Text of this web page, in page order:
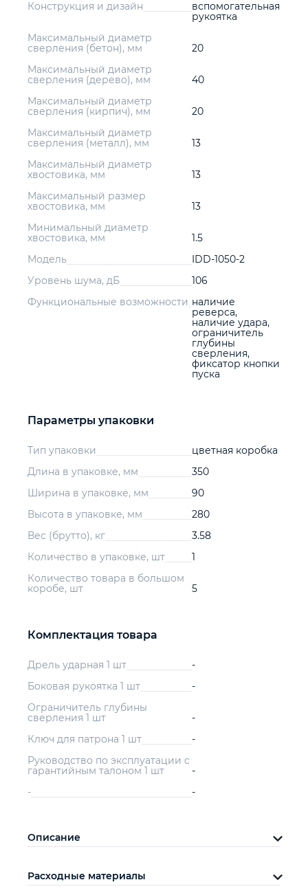
Конструкция и дизайн
вспомогательная
рукоятка
Максимальный диаметр
сверления (бетон), мм
20
Максимальный диаметр
сверления (дерево), мм
40
Максимальный диаметр
сверления (кирпич), мм
20
Максимальный диаметр
сверления (металл), мм
13
Максимальный диаметр
хвостовика, мм
13
Максимальный размер
хвостовика, мм
13
Минимальный диаметр
хвостовика, мм
1.5
Модель
IDD-1050-2
Уровень шума, дБ
106
Функциональные возможности наличие
реверса,
наличие удара,
ограничитель
глубины
сверления,
фиксатор кнопки
пуска
Параметры упаковки
Тип упаковки
цветная коробка
Длина в упаковке, мм
350
Ширина в упаковке, мм
90
Высота в упаковке, мм
280
Вес (брутто), кг
3.58
Количество в упаковке, шт
1
Количество товара в большом
коробе, шт
5
Комплектация товара
Дрель ударная 1 шт
-
Боковая рукоятка 1 шт
-
Ограничитель глубины
сверления 1 шт
-
Ключ для патрона 1 шт
-
Руководство по эксплуатации с
гарантийным талоном 1 шт
-
-
-
Описание
Расходные материалы